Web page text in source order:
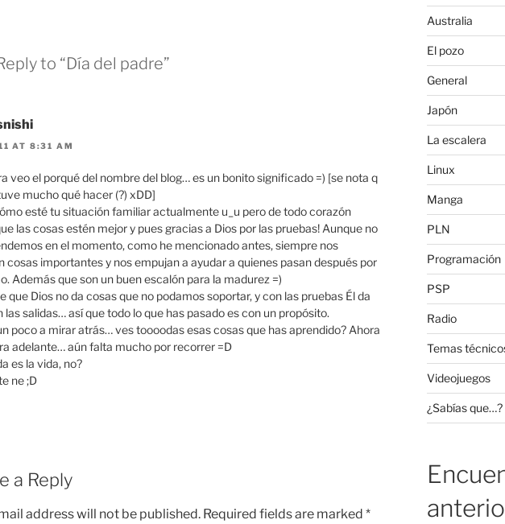
to “Día del padre”
AT 8:31 AM
veo el porqué del nombre del blog… es un bonito significado =) [se nota q
mucho qué hacer (?) xDD]
esté tu situación familiar actualmente u_u pero de todo corazón
las cosas estén mejor y pues gracias a Dios por las pruebas! Aunque no
en el momento, como he mencionado antes, siempre nos
cosas importantes y nos empujan a ayudar a quienes pasan después por
Además que son un buen escalón para la madurez =)
que Dios no da cosas que no podamos soportar, y con las pruebas Él da
las salidas… así que todo lo que has pasado es con un propósito.
poco a mirar atrás… ves toooodas esas cosas que has aprendido? Ahora
adelante… aún falta mucho por recorrer =D
es la vida, no?
ne ;D
a Reply
address will not be published. Required fields are marked *
Australia
El pozo
General
Japón
La escalera
Linux
Manga
PLN
Programación
PSP
Radio
Temas
Videojuegos
¿Sabías que…?